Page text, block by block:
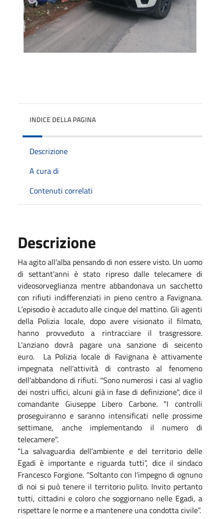
INDICE DELLA PAGINA
Descrizione
A cura di
Contenuti correlati
Descrizione
Ha agito all'alba pensando di non essere visto. Un uomo
di settant'anni è stato ripreso dalle telecamere di
videosorveglianza mentre abbandonava un sacchetto
con rifiuti indifferenziati in pieno centro a Favignana.
L’episodio è accaduto alle cinque del mattino. Gli agenti
della Polizia locale, dopo avere visionato il filmato,
hanno provveduto a rintracciare il trasgressore.
L'anziano dovrà pagare una sanzione di seicento
euro. La Polizia locale di Favignana è attivamente
impegnata nell'attività di contrasto al fenomeno
dell'abbandono di rifiuti. "Sono numerosi i casi al vaglio
dei nostri uffici, alcuni già in fase di definizione", dice il
comandante Giuseppe Libero Carbone. "I controlli
proseguiranno e saranno intensificati nelle prossime
settimane, anche implementando il numero di
telecamere".
“La salvaguardia dell’ambiente e del territorio delle
Egadi è importante e riguarda tutti”, dice il sindaco
Francesco Forgione. “Soltanto con l’impegno di ognuno
di noi si può tenere il territorio pulito. Invito pertanto
tutti, cittadini e coloro che soggiornano nelle Egadi, a
rispettare le norme e a mantenere una condotta civile”.